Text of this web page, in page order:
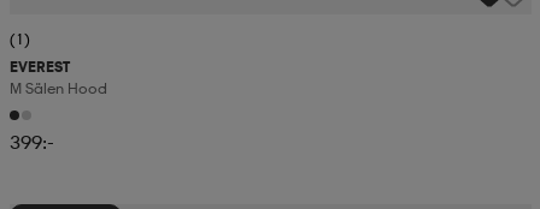
(1)
EVEREST
M Sälen Hood
399:-